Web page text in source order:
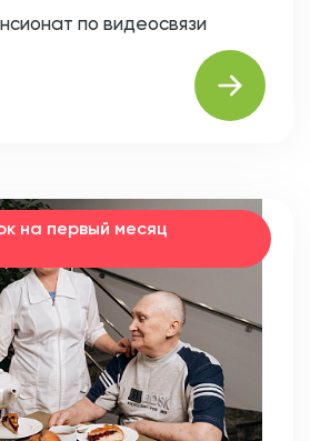
по видеосвязи
на первый месяц